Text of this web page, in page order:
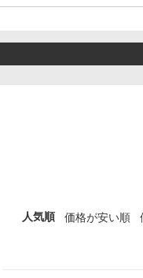
人気順 価格が安い順